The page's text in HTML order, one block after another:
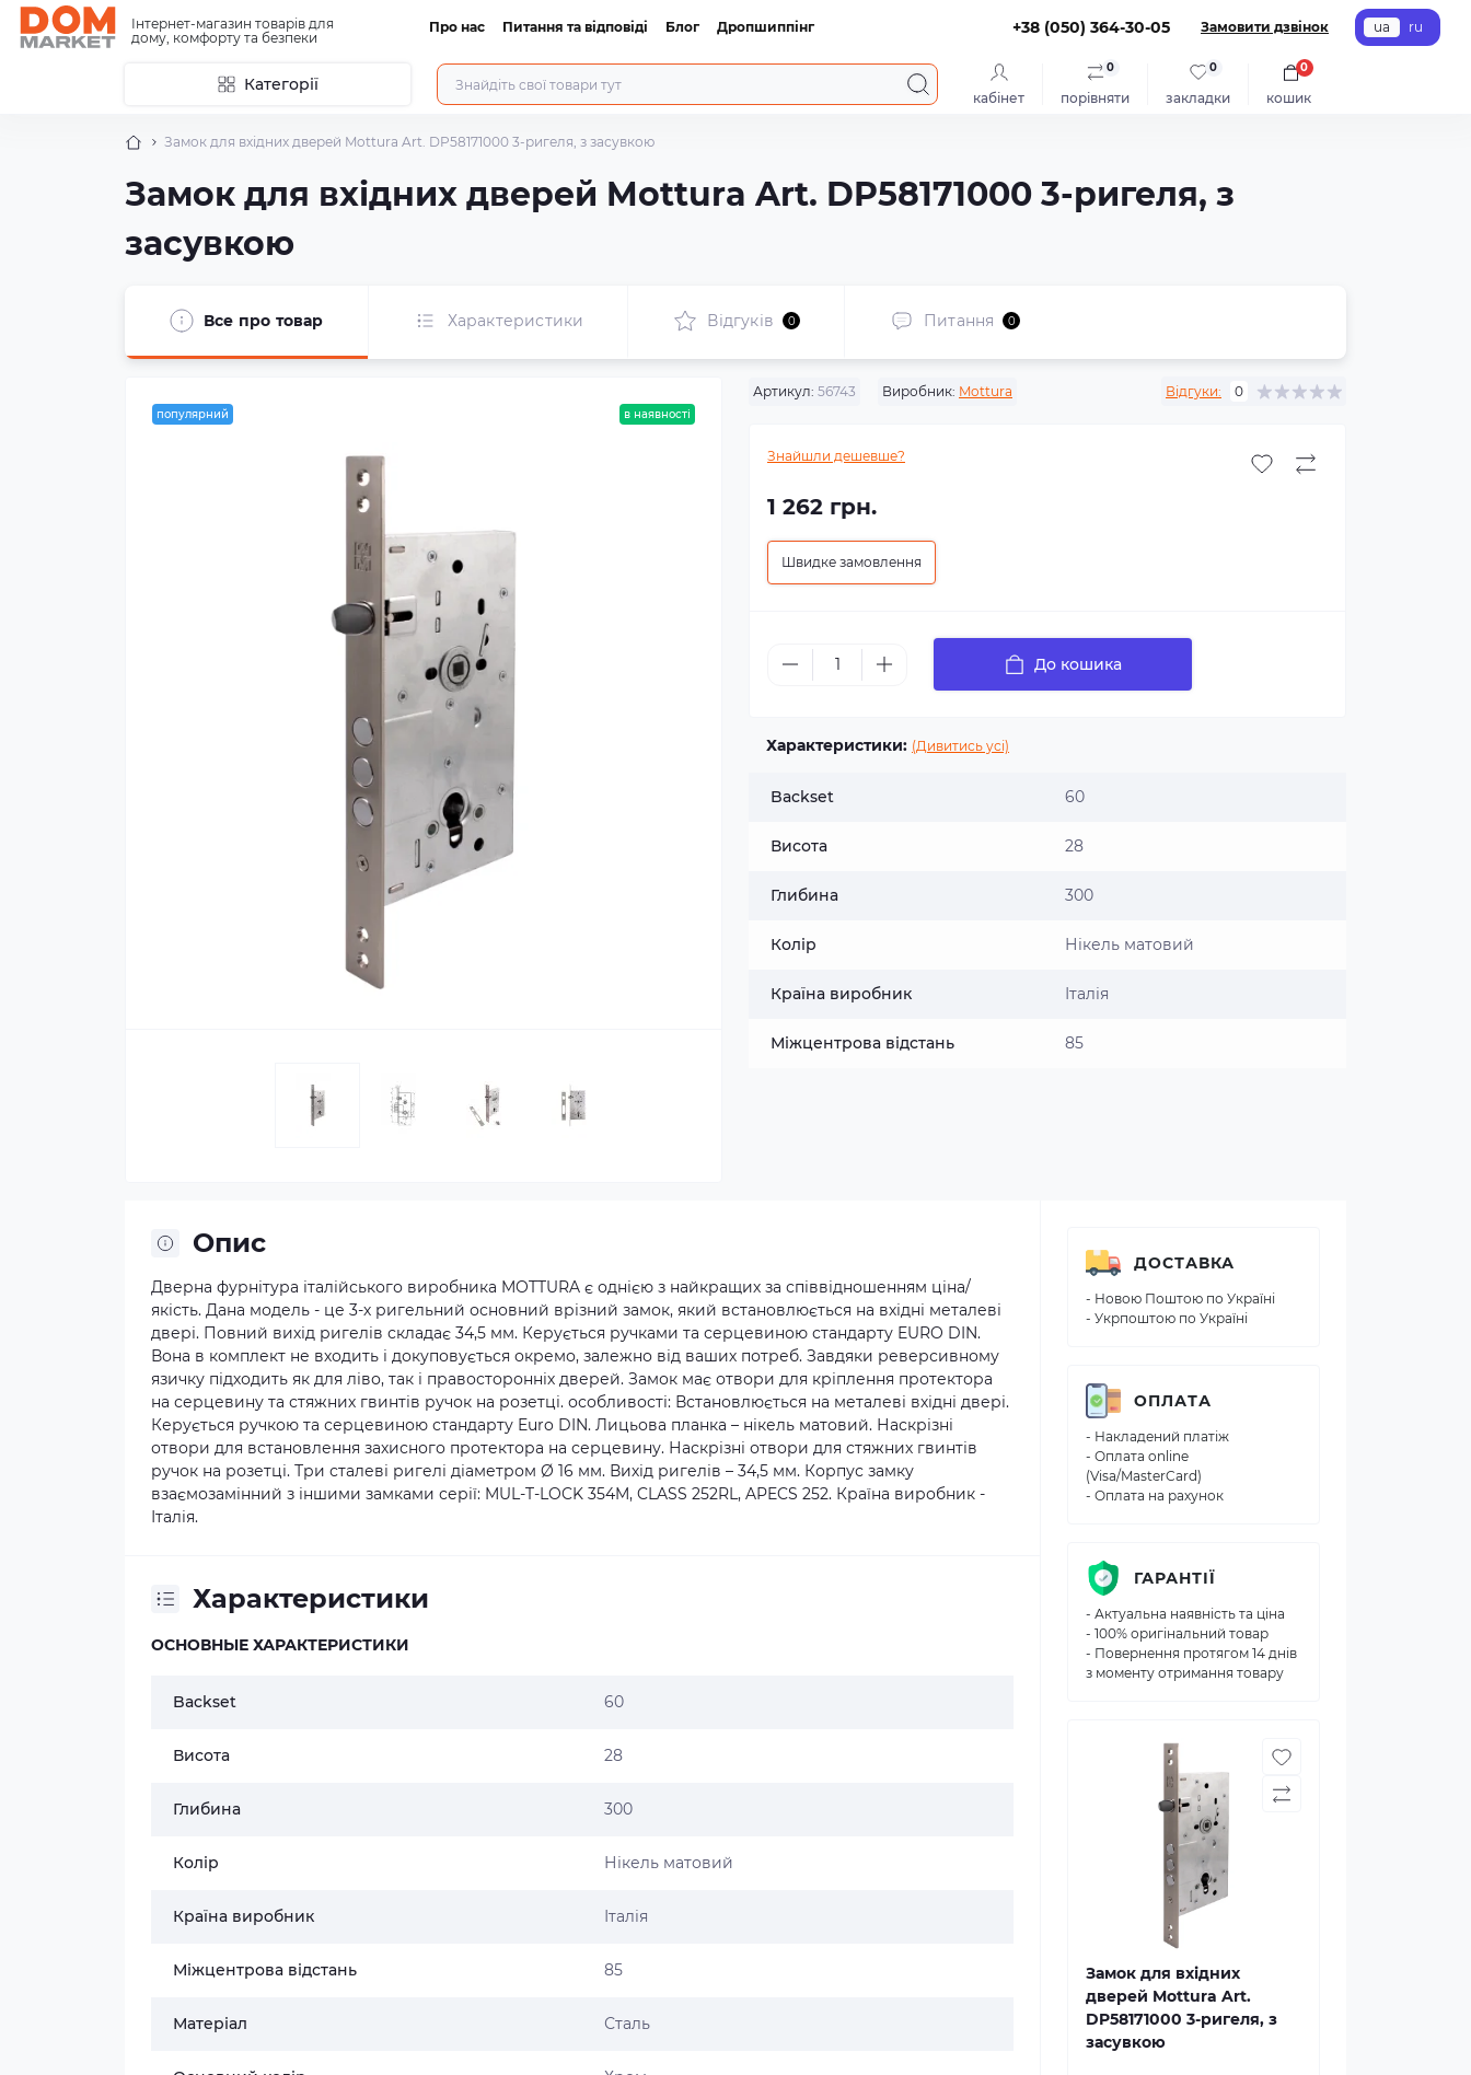
Інтернет-магазин товарів для
дому, комфорту та безпеки
Про нас Питання та відповіді Блог Дропшиппінг +38 (050) 364-30-05 Замовити дзвінок ua ru
Категорії
кабінет порівняти
0
закладки
0
кошик
0
Замок для вхідних дверей Mottura Art. DP58171000 3-ригеля, з засувкою
Замок для вхідних дверей Mottura Art. DP58171000 3-ригеля, з
засувкою
Все про товар Характеристики Відгуків 0 Питання 0
популярний в наявності
Артикул: 56743 Виробник: Mottura Відгуки: 0
Знайшли дешевше?
1 262 грн.
Швидке замовлення
До кошика
Характеристики: (Дивитись усі)
Backset 60
Висота 28
Глибина 300
Колір Нікель матовий
Країна виробник Італія
Міжцентрова відстань 85
Опис
Дверна фурнітура італійського виробника MOTTURA є однією з найкращих за співвідношенням ціна/
якість. Дана модель - це 3-х ригельний основний врізний замок, який встановлюється на вхідні металеві
двері. Повний вихід ригелів складає 34,5 мм. Керується ручками та серцевиною стандарту EURO DIN.
Вона в комплект не входить і докуповується окремо, залежно від ваших потреб. Завдяки реверсивному
язичку підходить як для ліво, так і правосторонніх дверей. Замок має отвори для кріплення протектора
на серцевину та стяжних гвинтів ручок на розетці. особливості: Встановлюється на металеві вхідні двері.
Керується ручкою та серцевиною стандарту Euro DIN. Лицьова планка – нікель матовий. Наскрізні
отвори для встановлення захисного протектора на серцевину. Наскрізні отвори для стяжних гвинтів
ручок на розетці. Три сталеві ригелі діаметром Ø 16 мм. Вихід ригелів – 34,5 мм. Корпус замку
взаємозамінний з іншими замками серії: MUL-T-LOCK 354M, CLASS 252RL, APECS 252. Країна виробник -
Італія.
Характеристики
ОСНОВНЫЕ ХАРАКТЕРИСТИКИ
Backset 60
Висота 28
Глибина 300
Колір Нікель матовий
Країна виробник Італія
Міжцентрова відстань 85
Матеріал Сталь
ДОСТАВКА
- Новою Поштою по Україні
- Укрпоштою по Україні
ОПЛАТА
- Накладений платіж
- Оплата online
(Visa/MasterCard)
- Оплата на рахунок
ГАРАНТІЇ
- Актуальна наявність та ціна
- 100% оригінальний товар
- Повернення протягом 14 днів
з моменту отримання товару
Замок для вхідних
дверей Mottura Art.
DP58171000 3-ригеля, з
засувкою